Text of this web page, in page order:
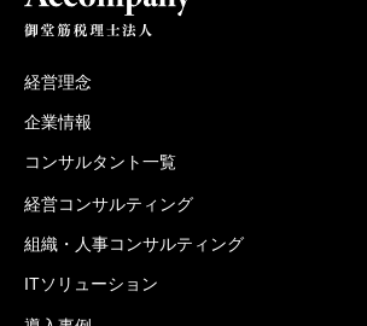
経営理念
企業情報
コンサルタント一覧
経営コンサルティング
組織・人事コンサルティング
ITソリューション